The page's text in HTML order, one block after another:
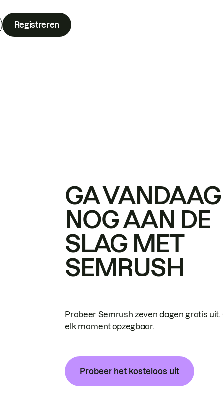
Registreren
GA VANDAAG
NOG AAN DE
SLAG MET
SEMRUSH
Probeer Semrush zeven dagen gratis uit.
elk moment opzegbaar.
Probeer het kosteloos uit